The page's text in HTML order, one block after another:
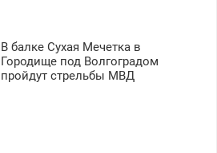
В балке Сухая Мечетка в
Городище под Волгоградом
пройдут стрельбы МВД